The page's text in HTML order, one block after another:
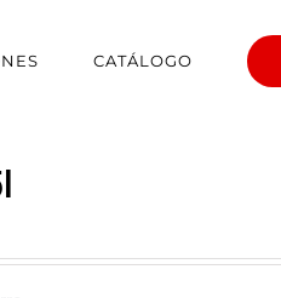
CATÁLOGO